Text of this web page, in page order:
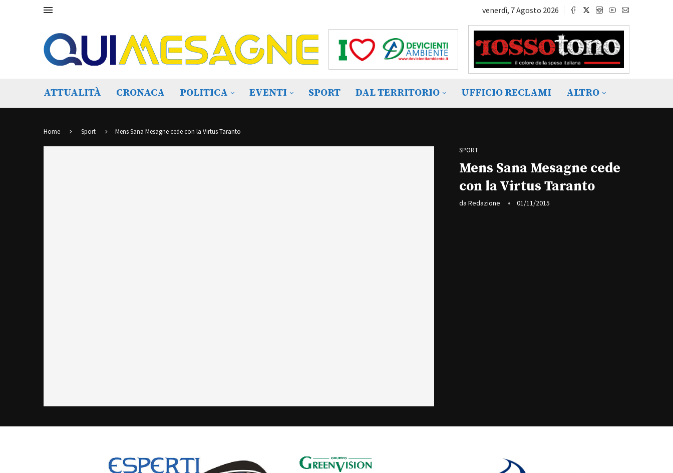
venerdì, 7 Agosto 2026
ATTUALITÀ CRONACA POLITICA EVENTI SPORT DAL TERRITORIO UFFICIO RECLAMI ALTRO
Home Sport Mens Sana Mesagne cede con la Virtus Taranto
SPORT
Mens Sana Mesagne cede
con la Virtus Taranto
da Redazione 01/11/2015